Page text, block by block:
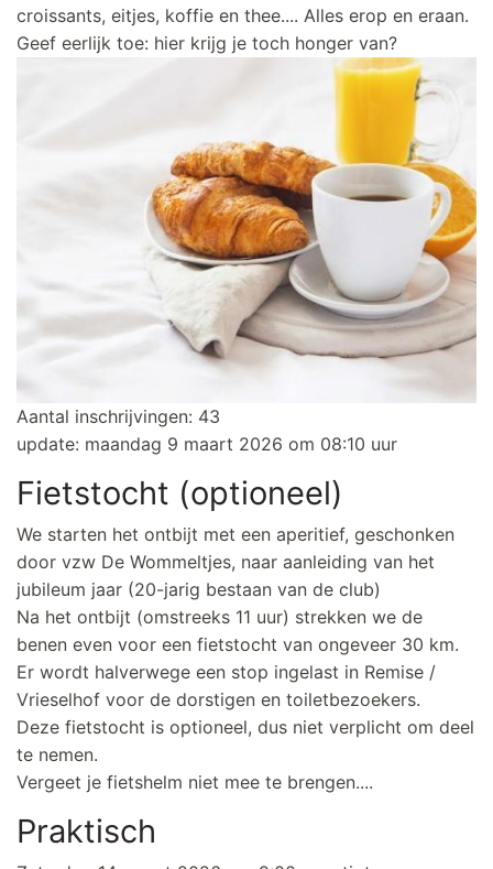
croissants, eitjes, koffie en thee.... Alles erop en eraan.
Geef eerlijk toe: hier krijg je toch honger van?
Aantal inschrijvingen: 43
update: maandag 9 maart 2026 om 08:10 uur
Fietstocht (optioneel)
We starten het ontbijt met een aperitief, geschonken
door vzw De Wommeltjes, naar aanleiding van het
jubileum jaar (20-jarig bestaan van de club)
Na het ontbijt (omstreeks 11 uur) strekken we de
benen even voor een fietstocht van ongeveer 30 km.
Er wordt halverwege een stop ingelast in Remise /
Vrieselhof voor de dorstigen en toiletbezoekers.
Deze fietstocht is optioneel, dus niet verplicht om deel
te nemen.
Vergeet je fietshelm niet mee te brengen....
Praktisch